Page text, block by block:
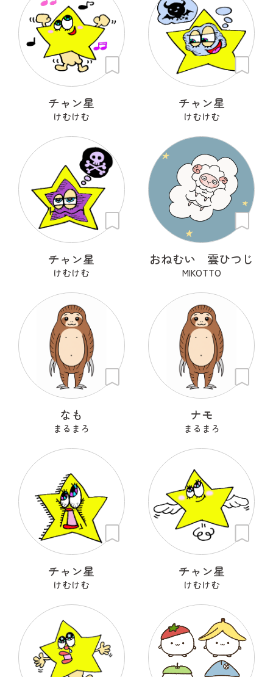
チャン星
けむけむ
チャン星
けむけむ
チャン星
けむけむ
おねむい 雲ひつじ
MIKOTTO
なも
まるまろ
ナモ
まるまろ
チャン星
けむけむ
チャン星
けむけむ